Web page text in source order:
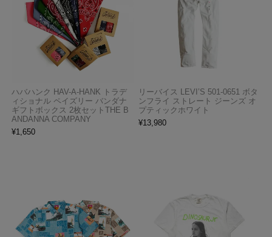
ハバハンク HAV-A-HANK トラデ
ィショナル ペイズリー バンダナ
ギフトボックス 2枚セットTHE B
ANDANNA COMPANY
¥1,650
リーバイス LEVI’S 501-0651 ボタ
ンフライ ストレート ジーンズ オ
プティックホワイト
¥13,980